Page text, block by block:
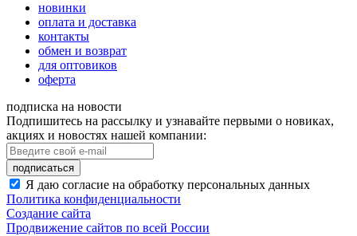
новинки
оплата и доставка
контакты
обмен и возврат
для оптовиков
оферта
подписка на новости
Подпишитесь на рассылку и узнавайте первыми о новиках,
акциях и новостях нашей компании:
подписаться
Я даю согласие на обработку персональных данных
Политика конфиденциальности
Создание сайта
Продвижение сайтов по всей России